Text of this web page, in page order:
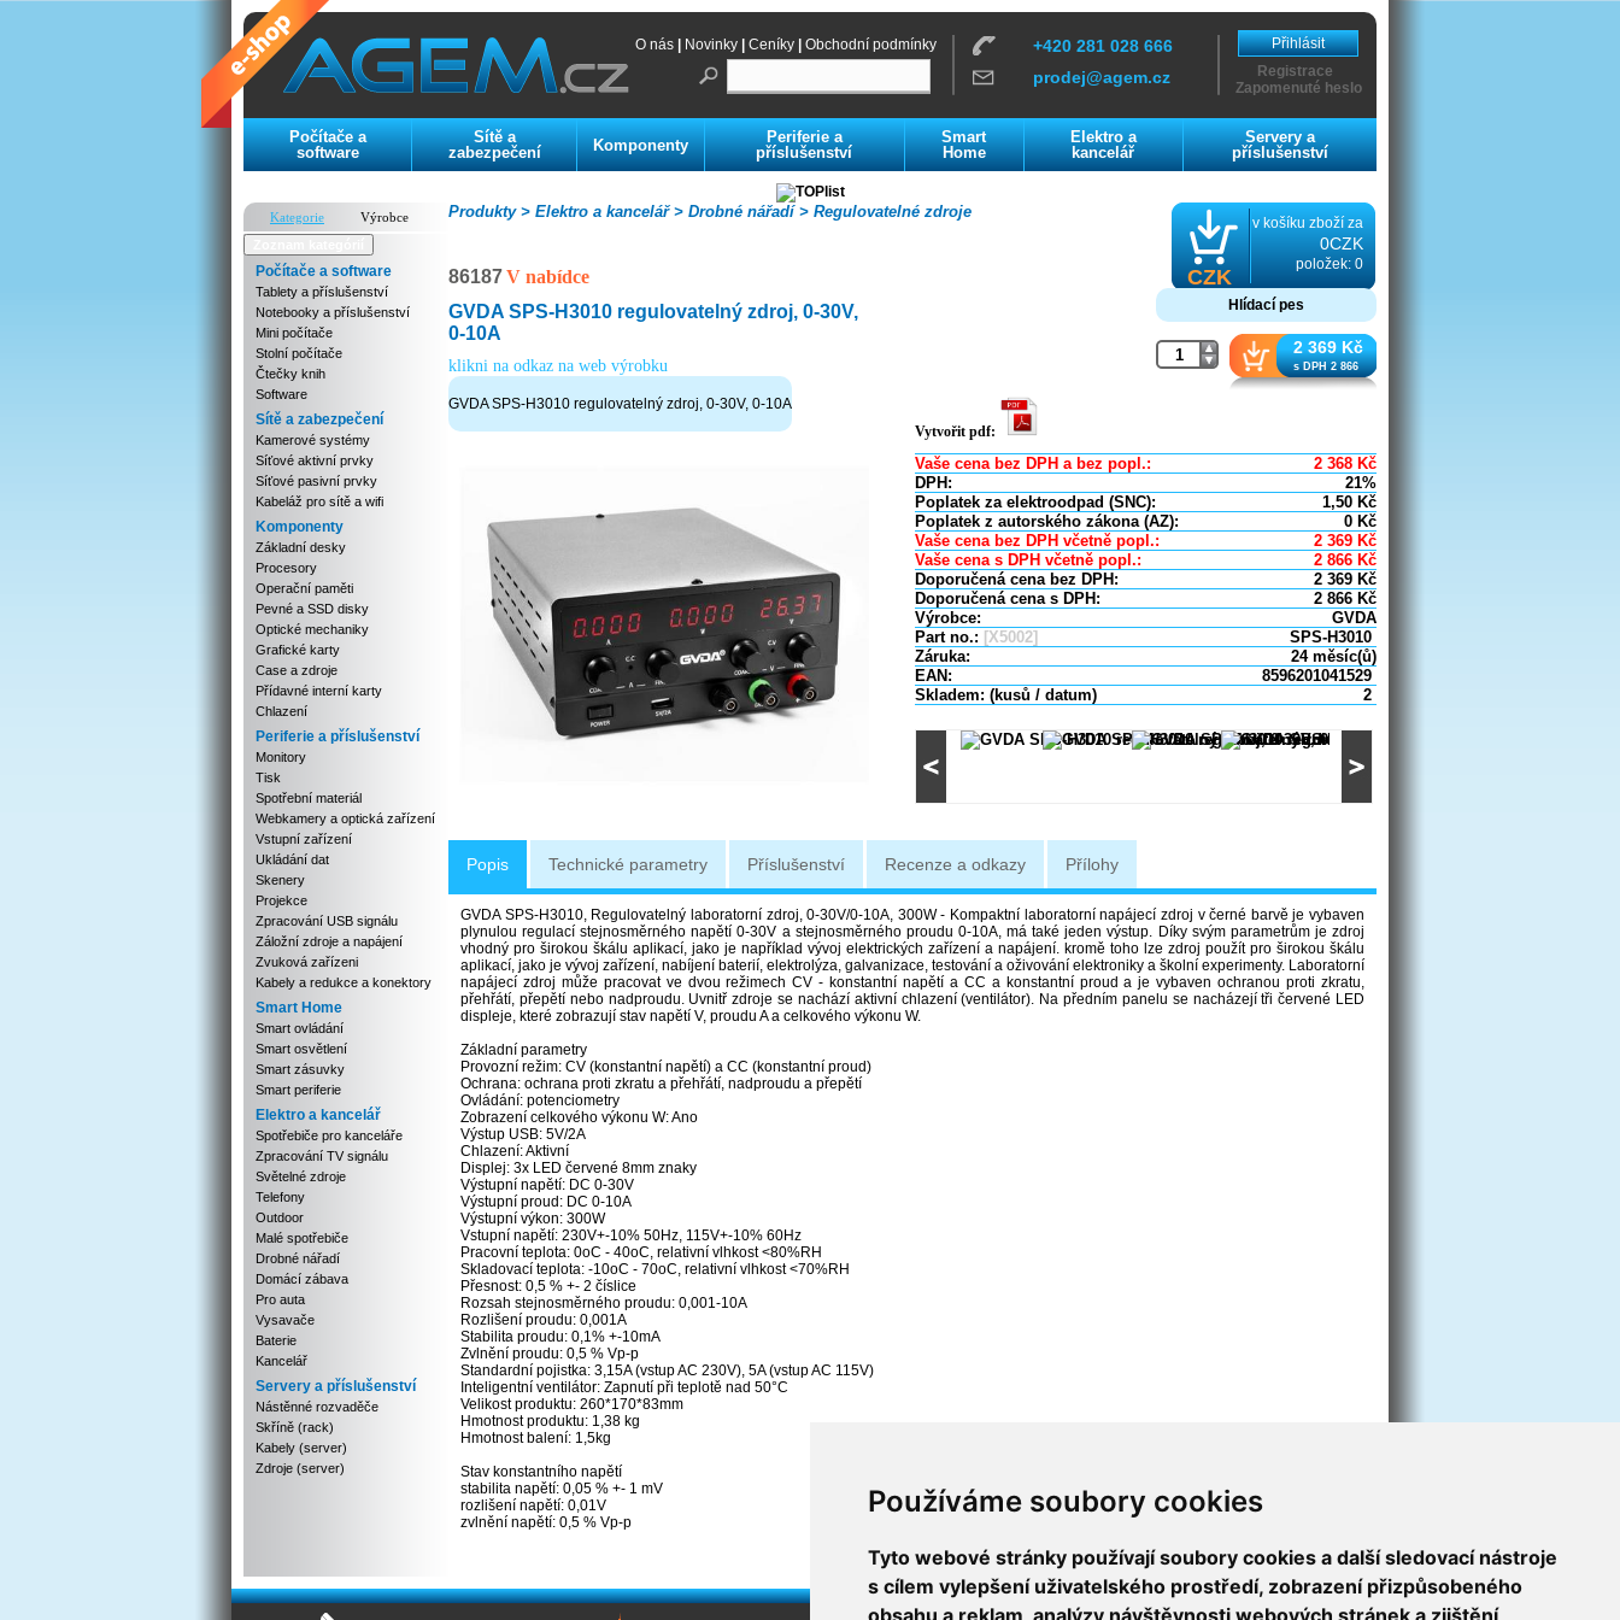
Používáme soubory cookies
Tyto webové stránky používají soubory cookies a další sledovací nástroje
s cílem vylepšení uživatelského prostředí, zobrazení přizpůsobeného
obsahu a reklam, analýzy návštěvnosti webových stránek a zjištění
O nás Novinky Ceníky Obchodní podmínky
+420 281 028 666
prodej@agem.cz
Přihlásit
Registrace
Zapomenuté heslo
Počítače a
software
Sítě a
zabezpečení
Komponenty
Periferie a
příslušenství
Smart
Home
Elektro a
kancelář
Servery a
příslušenství
Kategorie
Výrobce
Počítače a software
Tablety a příslušenství
Notebooky a příslušenství
Mini počítače
Stolní počítače
Čtečky knih
Software
Sítě a zabezpečení
Kamerové systémy
Síťové aktivní prvky
Síťové pasivní prvky
Kabeláž pro sítě a wifi
Komponenty
Základní desky
Procesory
Operační paměti
Pevné a SSD disky
Optické mechaniky
Grafické karty
Case a zdroje
Přídavné interní karty
Chlazení
Periferie a příslušenství
Monitory
Tisk
Spotřební materiál
Webkamery a optická zařízení
Vstupní zařízení
Ukládání dat
Skenery
Projekce
Zpracování USB signálu
Záložní zdroje a napájení
Zvuková zařízeni
Kabely a redukce a konektory
Smart Home
Smart ovládání
Smart osvětlení
Smart zásuvky
Smart periferie
Elektro a kancelář
Spotřebiče pro kanceláře
Zpracování TV signálu
Světelné zdroje
Telefony
Outdoor
Malé spotřebiče
Drobné nářadí
Domácí zábava
Pro auta
Vysavače
Baterie
Kancelář
Servery a příslušenství
Nástěnné rozvaděče
Skříně (rack)
Kabely (server)
Zdroje (server)
Regulovatelné zdroje
Drobné nářadí >
Elektro a kancelář >
Produkty >
CZK
v košíku zboží za
0CZK
položek: 0
86187V nabídce
GVDA SPS-H3010 regulovatelný zdroj, 0-30V,
0-10A
klikni na odkaz na web výrobku
GVDA SPS-H3010 regulovatelný zdroj, 0-30V, 0-10A
Hlídací pes
2 369 Kč
s DPH 2 866
Vytvořit pdf:
Vaše cena bez DPH a bez popl.: 2 368 Kč
DPH:
21%
Poplatek za elektroodpad (SNC):
1,50 Kč
Poplatek z autorského zákona (AZ):
0 Kč
Vaše cena bez DPH včetně popl.:
2 369 Kč
Vaše cena s DPH včetně popl.:
2 866 Kč
Doporučená cena bez DPH:
2 369 Kč
Doporučená cena s DPH:
2 866 Kč
Výrobce:
GVDA
Part no.: [X5002]
SPS-H3010
Záruka:
24 měsíc(ů)
EAN:
8596201041529
Skladem: (kusů / datum)
2
Popis Technické parametry Příslušenství Recenze a odkazy Přílohy
GVDA SPS-H3010, Regulovatelný laboratorní zdroj, 0-30V/0-10A, 300W - Kompaktní laboratorní napájecí zdroj v černé barvě je vybaven
plynulou regulací stejnosměrného napětí 0-30V a stejnosměrného proudu 0-10A, má také jeden výstup. Díky svým parametrům je zdroj
vhodný pro širokou škálu aplikací, jako je například vývoj elektrických zařízení a napájení. kromě toho lze zdroj použít pro širokou škálu
aplikací, jako je vývoj zařízení, nabíjení baterií, elektrolýza, galvanizace, testování a oživování elektroniky a školní experimenty. Laboratorní
napájecí zdroj může pracovat ve dvou režimech CV - konstantní napětí a CC a konstantní proud a je vybaven ochranou proti zkratu,
přehřátí, přepětí nebo nadproudu. Uvnitř zdroje se nachází aktivní chlazení (ventilátor). Na předním panelu se nacházejí tři červené LED
displeje, které zobrazují stav napětí V, proudu A a celkového výkonu W.
Základní parametry
Provozní režim: CV (konstantní napětí) a CC (konstantní proud)
Ochrana: ochrana proti zkratu a přehřátí, nadproudu a přepětí
Ovládání: potenciometry
Zobrazení celkového výkonu W: Ano
Výstup USB: 5V/2A
Chlazení: Aktivní
Displej: 3x LED červené 8mm znaky
Výstupní napětí: DC 0-30V
Výstupní proud: DC 0-10A
Výstupní výkon: 300W
Vstupní napětí: 230V+-10% 50Hz, 115V+-10% 60Hz
Pracovní teplota: 0oC - 40oC, relativní vlhkost <80%RH
Skladovací teplota: -10oC - 70oC, relativní vlhkost <70%RH
Přesnost: 0,5 % +- 2 číslice
Rozsah stejnosměrného proudu: 0,001-10A
Rozlišení proudu: 0,001A
Stabilita proudu: 0,1% +-10mA
Zvlnění proudu: 0,5 % Vp-p
Standardní pojistka: 3,15A (vstup AC 230V), 5A (vstup AC 115V)
Inteligentní ventilátor: Zapnutí při teplotě nad 50°C
Velikost produktu: 260*170*83mm
Hmotnost produktu: 1,38 kg
Hmotnost balení: 1,5kg
Stav konstantního napětí
stabilita napětí: 0,05 % +- 1 mV
rozlišení napětí: 0,01V
zvlnění napětí: 0,5 % Vp-p